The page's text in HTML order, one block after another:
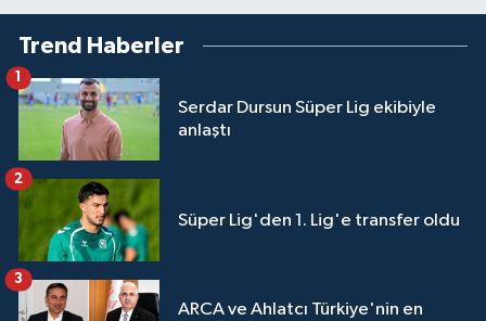
Trend Haberler
Serdar Dursun Süper Lig ekibiyle
anlaştı
1
Süper Lig'den 1. Lig'e transfer oldu
2
ARCA ve Ahlatcı Türkiye'nin en
3